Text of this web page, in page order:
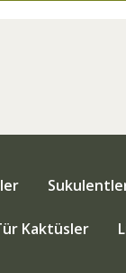
Kaktüsler